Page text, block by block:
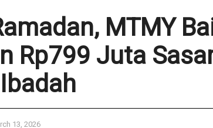
MTMY
Rp799 Juta
13, 2026